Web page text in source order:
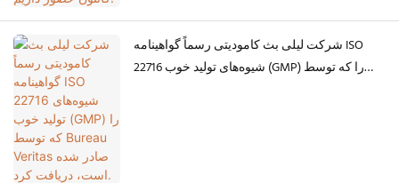
شرکت لیلی بث کامودیتی رسماً گواهینامه ISO
22716 شیوه‌های تولید خوب (GMP) را که توسط